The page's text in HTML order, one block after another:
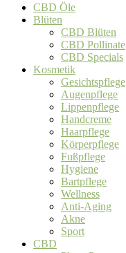
CBD Öle
Blüten
CBD Blüten
CBD Pollinate
CBD Specials
Kosmetik
Gesichtspflege
Augenpflege
Lippenpflege
Handcreme
Haarpflege
Körperpflege
Fußpflege
Hygiene
Bartpflege
Wellness
Anti-Aging
Akne
Sport
CBD